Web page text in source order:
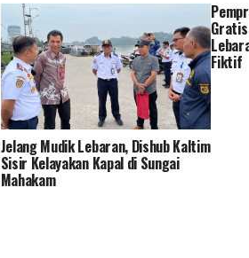
Jelang Mudik Lebaran, Dishub Kaltim
Sisir Kelayakan Kapal di Sungai
Mahakam
Fiktif